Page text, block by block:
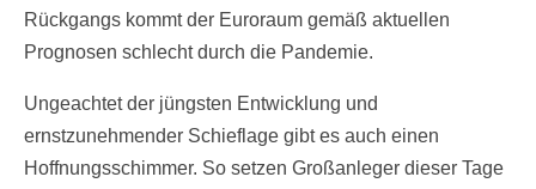
Rückgangs kommt der Euroraum gemäß aktuellen
Prognosen schlecht durch die Pandemie.
Ungeachtet der jüngsten Entwicklung und
ernstzunehmender Schieflage gibt es auch einen
Hoffnungsschimmer. So setzen Großanleger dieser Tage